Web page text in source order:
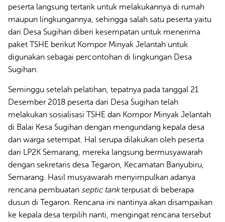
peserta langsung tertarik untuk melakukannya di rumah
maupun lingkungannya, sehingga salah satu peserta yaitu
dari Desa Sugihan diberi kesempatan untuk menerima
paket TSHE berikut Kompor Minyak Jelantah untuk
digunakan sebagai percontohan di lingkungan Desa
Sugihan.
Seminggu setelah pelatihan, tepatnya pada tanggal 21
Desember 2018 peserta dari Desa Sugihan telah
melakukan sosialisasi TSHE dan Kompor Minyak Jelantah
di Balai Kesa Sugihan dengan mengundang kepala desa
dan warga setempat. Hal serupa dilakukan oleh peserta
dari LP2K Semarang, mereka langsung bermusyawarah
dengan sekretaris desa Tegaron, Kecamatan Banyubiru,
Semarang. Hasil musyawarah menyimpulkan adanya
rencana pembuatan septic tankterpusat di beberapa
dusun di Tegaron. Rencana ini nantinya akan disampaikan
ke kepala desa terpilih nanti, mengingat rencana tersebut